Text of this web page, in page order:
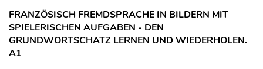
FRANZÖSISCH FREMDSPRACHE IN BILDERN MIT
SPIELERISCHEN AUFGABEN - DEN
GRUNDWORTSCHATZ LERNEN UND WIEDERHOLEN.
A1